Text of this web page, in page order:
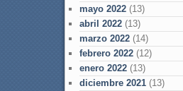
mayo 2022(13)
abril 2022(13)
marzo 2022(14)
febrero 2022(12)
enero 2022(13)
diciembre 2021(13)